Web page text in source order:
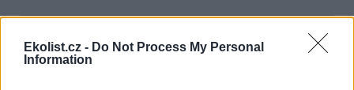
Ekolist.cz - Do Not Process My Personal
Information
Města Hranice a Rögnitzlosau spojí projekt Společně za
vodu a klima. Pomůže mimo jiné i perlorodce říční